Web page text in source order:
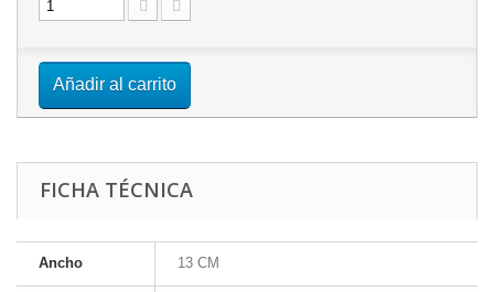
Añadir al carrito
FICHA TÉCNICA
Ancho 13 CM